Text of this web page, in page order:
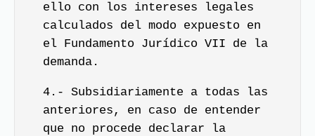
ello con los intereses legales
calculados del modo expuesto en
el Fundamento Jurídico VII de la
demanda.
4.- Subsidiariamente a todas las
anteriores, en caso de entender
que no procede declarar la